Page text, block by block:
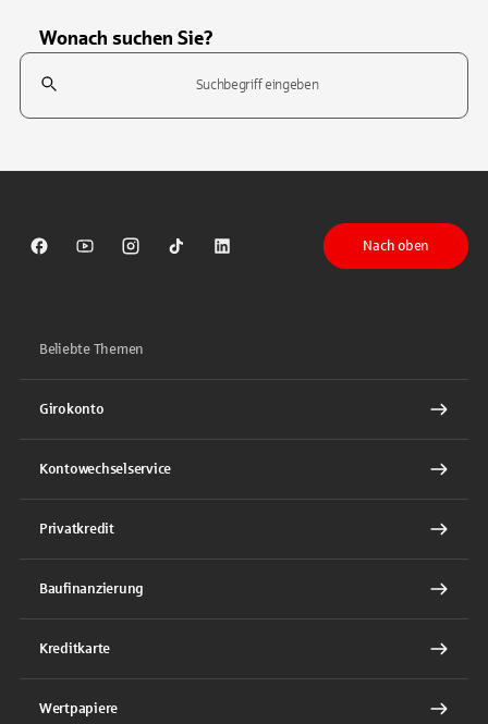
Wonach suchen Sie?
Suchfeld
Sparkasse auf Facebook
Sparkasse auf Youtube
Sparkasse auf Instagram
Sparkasse auf TikTok
Sparkasse auf LinkedIn
Nach oben
Beliebte Themen
Girokonto
Kontowechselservice
Privatkredit
Baufinanzierung
Kreditkarte
Wertpapiere